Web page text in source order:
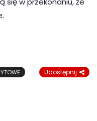
Udostępnij